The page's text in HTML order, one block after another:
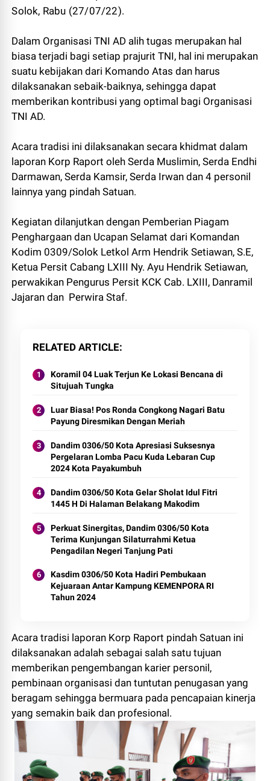
Solok, Rabu (27/07/22).
Dalam Organisasi TNI AD alih tugas merupakan hal
biasa terjadi bagi setiap prajurit TNI, hal ini merupakan
suatu kebijakan dari Komando Atas dan harus
dilaksanakan sebaik-baiknya, sehingga dapat
memberikan kontribusi yang optimal bagi Organisasi
TNI AD.
Acara tradisi ini dilaksanakan secara khidmat dalam
laporan Korp Raport oleh Serda Muslimin, Serda Endhi
Darmawan, Serda Kamsir, Serda Irwan dan 4 personil
lainnya yang pindah Satuan.
Kegiatan dilanjutkan dengan Pemberian Piagam
Penghargaan dan Ucapan Selamat dari Komandan
Kodim 0309/Solok Letkol Arm Hendrik Setiawan, S.E,
Ketua Persit Cabang LXIII Ny. Ayu Hendrik Setiawan,
perwakikan Pengurus Persit KCK Cab. LXIII, Danramil
Jajaran dan Perwira Staf.
RELATED ARTICLE
Koramil 04 Luak Terjun Ke Lokasi Bencana di
Situjuah Tungka
Luar Biasa! Pos Ronda Congkong Nagari Batu
Payung Diresmikan Dengan Meriah
Dandim 0306/50 Kota Apresiasi Suksesnya
Pergelaran Lomba Pacu Kuda Lebaran Cup
2024 Kota Payakumbuh
Dandim 0306/50 Kota Gelar Sholat Idul Fitri
1445 H Di Halaman Belakang Makodim
Perkuat Sinergitas, Dandim 0306/50 Kota
Terima Kunjungan Silaturrahmi Ketua
Pengadilan Negeri Tanjung Pati
Kasdim 0306/50 Kota Hadiri Pembukaan
Kejuaraan Antar Kampung KEMENPORA RI
Tahun 2024
Acara tradisi laporan Korp Raport pindah Satuan ini
dilaksanakan adalah sebagai salah satu tujuan
memberikan pengembangan karier personil,
pembinaan organisasi dan tuntutan penugasan yang
beragam sehingga bermuara pada pencapaian kinerja
yang semakin baik dan profesional.